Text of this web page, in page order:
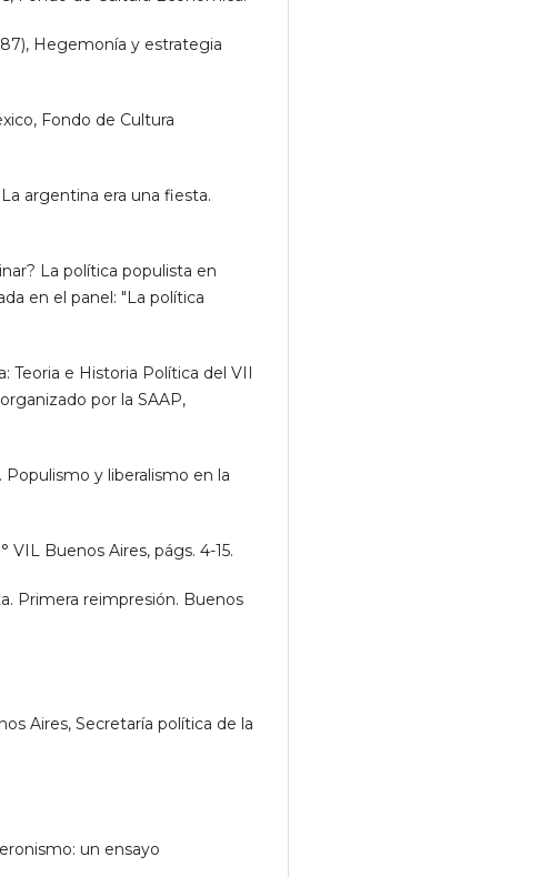
Hegemonía y estrategia
Fondo de Cultura
argentina era una fiesta.
La política populista en
en el panel: "La política
Teoria e Historia Política del VII
por la SAAP,
Populismo y liberalismo en la
VIL Buenos Aires, págs. 4-15.
Primera reimpresión. Buenos
Aires, Secretaría política de la
un ensayo